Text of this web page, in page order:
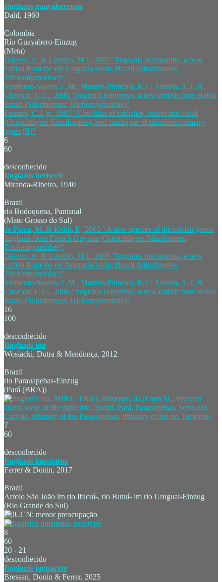
Ituglanis guayaberensis
Dahl, 1960
Colombia
Río Guayabero-Einzug
(Meta)
Datovo, A. & Landim, M.I., 2005 "Ituglanis macunaima, a new
catfish from the rio Araguaia basin, Brazil (Siluriformes:
Trichomycteridae)"
Sarmento-Soares, L.M.; Martins-Pinheiro, R.F.; Aranda, A.T. &
Chamon, C.C., 2006 "Ituglanis cahyensis, a new catfish from Bahia,
Brazil (Siluriformes: Trichomycteridae)"
Ferraris, C.J. jr., 2007 "Checklist of catfishes, recent and fossil
(Osteichthyes: Siluriformes), and catalogue of siluriform primary
types (II)"
6
60
desconhecido
Ituglanis herberti
Miranda-Ribeiro, 1940
Brazil
rio Bodoquena, Pantanal
(Mato Grosso do Sul)
de Pinna, M. & Keith, P., 2003 "A new species of the catfish genus
Ituglanis from French Guyana (Osteichthyes: Siluriformes:
Trichomycteridae)"
Datovo, A. & Landim, M.I., 2005 "Ituglanis macunaima, a new
catfish from the rio Araguaia basin, Brazil (Siluriformes:
Trichomycteridae)"
Sarmento-Soares, L.M.; Martins-Pinheiro, R.F.; Aranda, A.T. &
Chamon, C.C., 2006 "Ituglanis cahyensis, a new catfish from Bahia,
Brazil (Siluriformes: Trichomycteridae)"
16
100
desconhecido
Ituglanis ina
Wosiacki, Dutra & Mendonça, 2012
Brazil
rio Parauapebas-Einzug
(Pará (BRA))
7
60
desconhecido
Ituglanis inusitatus
Ferrer & Donin, 2017
Brazil
Arroio São João im rio Ibicuí-, rio Butuí- im rio Uruguai-Einzug
(Rio Grande do Sul)
8
60
20 - 21
desconhecido
Ituglanis jaguarete
Bressan, Donin & Ferrer, 2025